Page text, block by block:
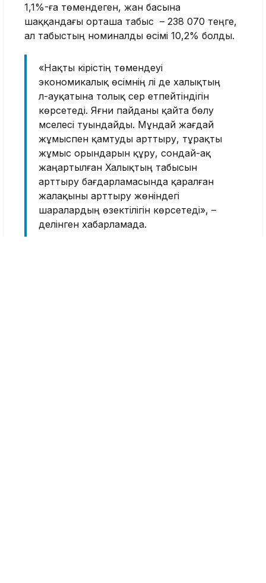
1,1%-ға төмендеген, жан басына
шаққандағы орташа табыс – 238 070 теңге,
ал табыстың номиналды өсімі 10,2% болды.
«Нақты кірістің төмендеуі
экономикалық өсімнің әлі де халықтың
әл-ауқатына толық әсер етпейтіндігін
көрсетеді. Яғни пайданы қайта бөлу
мәселесі туындайды. Мұндай жағдай
жұмыспен қамтуды арттыру, тұрақты
жұмыс орындарын құру, сондай-ақ
жаңартылған Халықтың табысын
арттыру бағдарламасында қаралған
жалақыны арттыру жөніндегі
шаралардың өзектілігін көрсетеді», –
делінген хабарламада.